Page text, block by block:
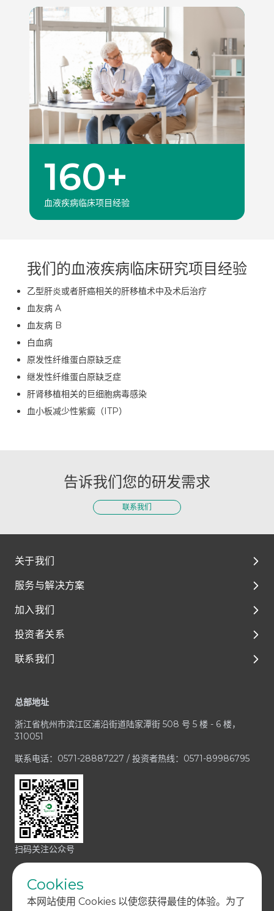
160+
血液疾病临床项目经验
我们的血液疾病临床研究项目经验
乙型肝炎或者肝癌相关的肝移植术中及术后治疗
血友病 A
血友病 B
白血病
原发性纤维蛋白原缺乏症
继发性纤维蛋白原缺乏症
肝肾移植相关的巨细胞病毒感染
血小板减少性紫癜（ITP）
告诉我们您的研发需求
联系我们
关于我们
关于我们
环境、社会及管治（ESG）
媒体与资源
服务与解决方案
解决方案
临床前开发
临床开发
治疗领域
加入我们
泰格人的故事
人才成长与发展
加入泰格医药
投资者关系
公司治理
公司公告
招股文件
投资者联系方式
联系我们
业务咨询 / RFP
媒体与投资者咨询
合规疑虑
总部地址
浙江省杭州市滨江区浦沿街道陆家潭街 508 号 5 楼 - 6 楼，
310051
联系电话：0571-28887227 / 投资者热线：0571-89986795
扫码关注公众号
Cookies
本网站使用 Cookies 以使您获得最佳的体验。为了